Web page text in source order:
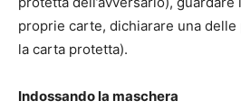
proprie carte, dichiarare una
la carta protetta).
Indossando la maschera